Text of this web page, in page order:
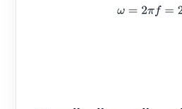
ω =2 πf=2 π×